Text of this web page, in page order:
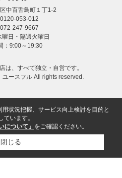
中百舌鳥町１丁1-2
053-012
072-247-9667
曜日・隔週火曜日
：9:00～19:30
は、すべて独立・自営です。
ースフル All rights reserved.
状況把握、サービス向上検討を目的と
います。
について」 をご確認ください。
閉じる